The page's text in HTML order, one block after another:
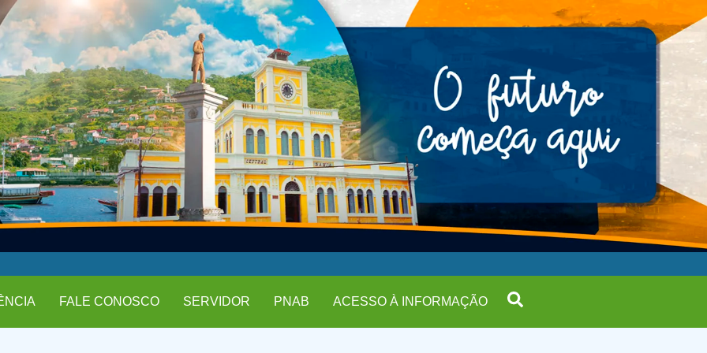
FALE CONOSCO SERVIDOR PNAB ACESSO À INFORMAÇÃO